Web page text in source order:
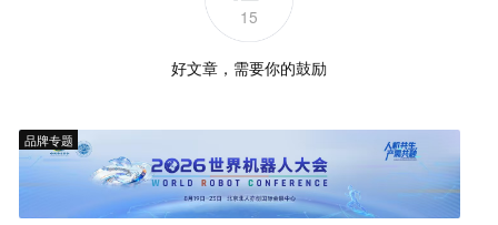
15
好文章，需要你的鼓励
品牌专题